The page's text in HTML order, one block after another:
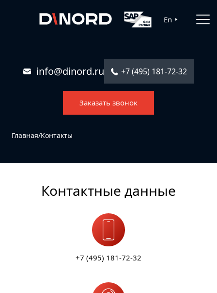
En
info@dinord.ru +7 (495) 181-72-32
Заказать звонок
Главная/Контакты
Контактные данные
+7 (495) 181-72-32
Главная
Отрасли
О компании